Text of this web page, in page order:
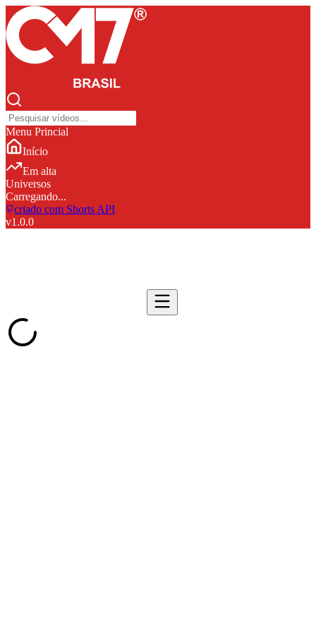
Menu Princial
Início
Em alta
Universos
Carregando...
criado com Shorts API
v1.0.0